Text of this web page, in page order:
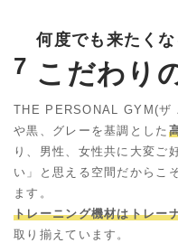
7
何度でも来たくな
こだわり
THE PERSONAL GYM(ザ
や黒、 グレーを基調とした
り、男性、女性共に大変ご
い」と思える空間だからこ
ます。
トレーニング機材はトレー
取り揃えています。